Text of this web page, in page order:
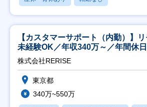
【カスタマーサポート（内勤）】
未経験OK／年収340万～／年間休
株式会社RERISE
東京都
340万~550万